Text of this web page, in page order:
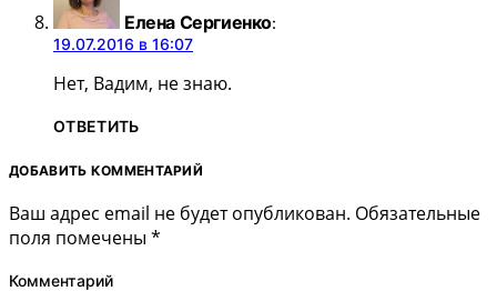
Елена Сергиенко:
19.07.2016 в 16:07
Нет, Вадим, не знаю.
ОТВЕТИТЬ
ДОБАВИТЬ КОММЕНТАРИЙ
Ваш адрес email не будет опубликован. Обязательные
поля помечены *
Комментарий